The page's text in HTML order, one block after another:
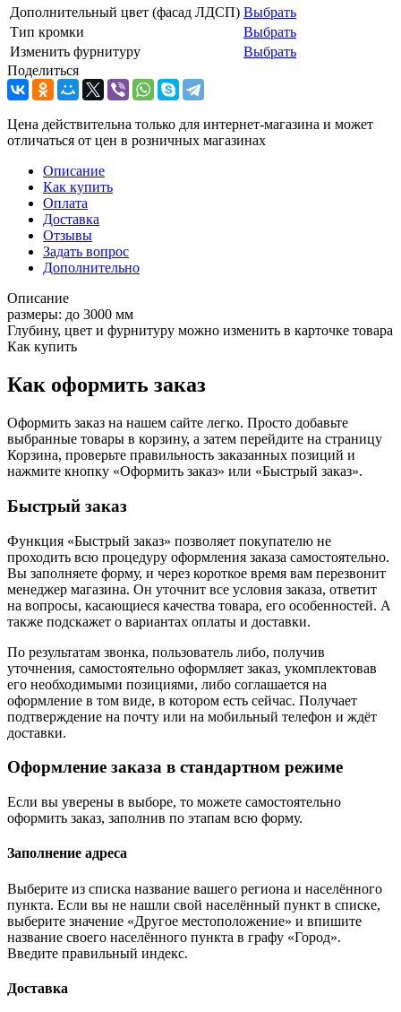
Дополнительный цвет (фасад ЛДСП) Выбрать
Тип кромки
Выбрать
Изменить фурнитуру
Выбрать
Поделиться
Цена действительна только для интернет-магазина и может
отличаться от цен в розничных магазинах
Описание
Как купить
Оплата
Доставка
Отзывы
Задать вопрос
Дополнительно
Описание
размеры: до 3000 мм
Глубину, цвет и фурнитуру можно изменить в карточке товара
Как купить
Как оформить заказ
Оформить заказ на нашем сайте легко. Просто добавьте
выбранные товары в корзину, а затем перейдите на страницу
Корзина, проверьте правильность заказанных позиций и
нажмите кнопку «Оформить заказ» или «Быстрый заказ».
Быстрый заказ
Функция «Быстрый заказ» позволяет покупателю не
проходить всю процедуру оформления заказа самостоятельно.
Вы заполняете форму, и через короткое время вам перезвонит
менеджер магазина. Он уточнит все условия заказа, ответит
на вопросы, касающиеся качества товара, его особенностей. А
также подскажет о вариантах оплаты и доставки.
По результатам звонка, пользователь либо, получив
уточнения, самостоятельно оформляет заказ, укомплектовав
его необходимыми позициями, либо соглашается на
оформление в том виде, в котором есть сейчас. Получает
подтверждение на почту или на мобильный телефон и ждёт
доставки.
Оформление заказа в стандартном режиме
Если вы уверены в выборе, то можете самостоятельно
оформить заказ, заполнив по этапам всю форму.
Заполнение адреса
Выберите из списка название вашего региона и населённого
пункта. Если вы не нашли свой населённый пункт в списке,
выберите значение «Другое местоположение» и впишите
название своего населённого пункта в графу «Город».
Введите правильный индекс.
Доставка